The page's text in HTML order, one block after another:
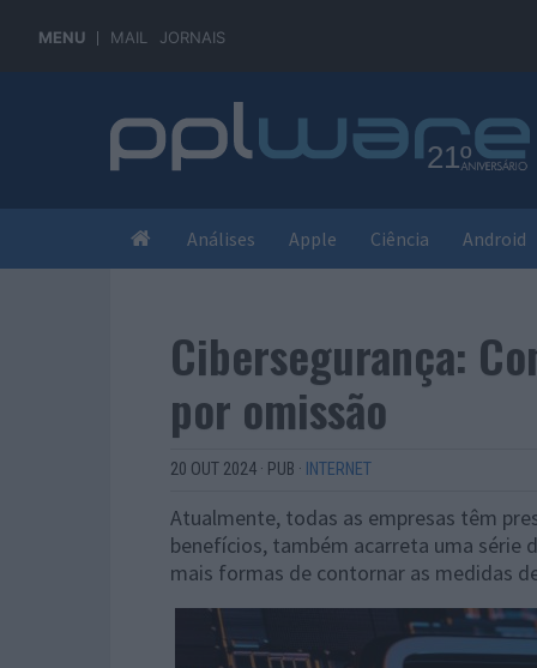
MENU MAIL JORNAIS
Análises Apple Ciência Android
Cibersegurança:
por omissão
20 OUT 2024 · PUB · INTERNET
Atualmente, todas as empresas têm
benefícios, também acarreta uma série
mais formas de contornar as medidas